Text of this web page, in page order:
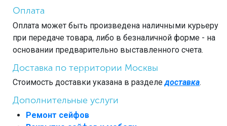
Оплата
Оплата может быть произведена наличными курьеру
при передаче товара, либо в безналичной форме - на
основании предварительно выставленного счета.
Доставка по территории Москвы
Стоимость доставки указана в разделедоставка.
Дополнительные услуги
Ремонт сейфов